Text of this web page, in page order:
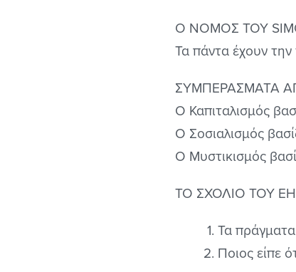
Ο ΝΟΜΟΣ ΤΟΥ
Τα πάντα έχουν
ΣΥΜΠΕΡΑΣΜΑΤΑ
Ο Καπιταλισμός
Ο Σοσιαλισμός
Ο Μυστικισμός
ΤΟ ΣΧΟΛΙΟ ΤΟΥ
Τα πράγματα
Ποιος είπε